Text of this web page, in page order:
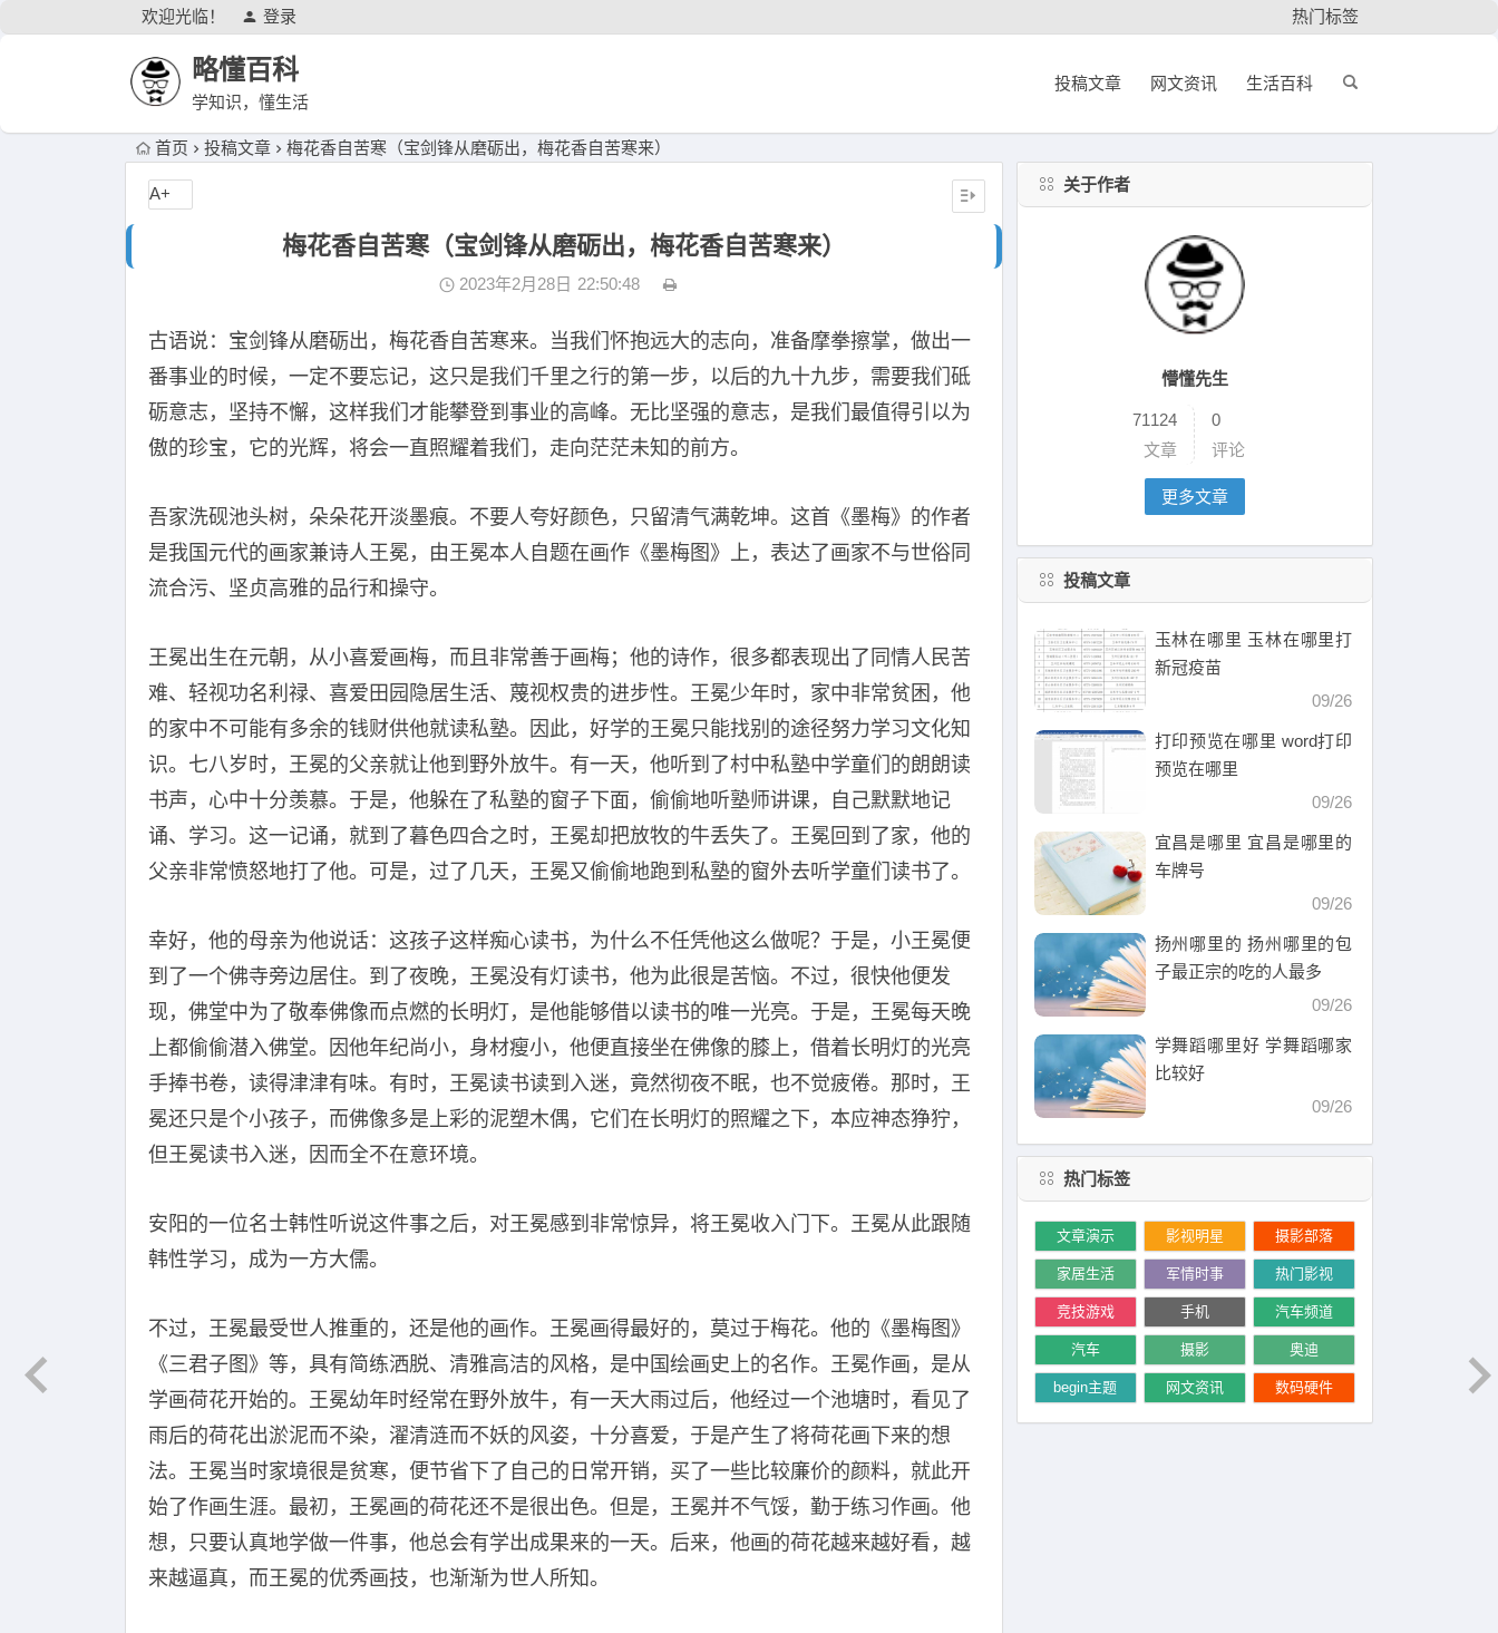
欢迎光临！ 登录 热门标签
略懂百科
学知识，懂生活
投稿文章 网文资讯 生活百科
首页 投稿文章 梅花香自苦寒（宝剑锋从磨砺出，梅花香自苦寒来）
梅花香自苦寒（宝剑锋从磨砺出，梅花香自苦寒来）
2023年2月28日 22:50:48
古语说：宝剑锋从磨砺出，梅花香自苦寒来。当我们怀抱远大的志向，准备摩拳擦掌，做出一
番事业的时候，一定不要忘记，这只是我们千里之行的第一步，以后的九十九步，需要我们砥
砺意志，坚持不懈，这样我们才能攀登到事业的高峰。无比坚强的意志，是我们最值得引以为
傲的珍宝，它的光辉，将会一直照耀着我们，走向茫茫未知的前方。
吾家洗砚池头树，朵朵花开淡墨痕。不要人夸好颜色，只留清气满乾坤。这首《墨梅》的作者
是我国元代的画家兼诗人王冕，由王冕本人自题在画作《墨梅图》上，表达了画家不与世俗同
流合污、坚贞高雅的品行和操守。
王冕出生在元朝，从小喜爱画梅，而且非常善于画梅；他的诗作，很多都表现出了同情人民苦
难、轻视功名利禄、喜爱田园隐居生活、蔑视权贵的进步性。王冕少年时，家中非常贫困，他
的家中不可能有多余的钱财供他就读私塾。因此，好学的王冕只能找别的途径努力学习文化知
识。七八岁时，王冕的父亲就让他到野外放牛。有一天，他听到了村中私塾中学童们的朗朗读
书声，心中十分羡慕。于是，他躲在了私塾的窗子下面，偷偷地听塾师讲课，自己默默地记
诵、学习。这一记诵，就到了暮色四合之时，王冕却把放牧的牛丢失了。王冕回到了家，他的
父亲非常愤怒地打了他。可是，过了几天，王冕又偷偷地跑到私塾的窗外去听学童们读书了。
幸好，他的母亲为他说话：这孩子这样痴心读书，为什么不任凭他这么做呢？于是，小王冕便
到了一个佛寺旁边居住。到了夜晚，王冕没有灯读书，他为此很是苦恼。不过，很快他便发
现，佛堂中为了敬奉佛像而点燃的长明灯，是他能够借以读书的唯一光亮。于是，王冕每天晚
上都偷偷潜入佛堂。因他年纪尚小，身材瘦小，他便直接坐在佛像的膝上，借着长明灯的光亮
手捧书卷，读得津津有味。有时，王冕读书读到入迷，竟然彻夜不眠，也不觉疲倦。那时，王
冕还只是个小孩子，而佛像多是上彩的泥塑木偶，它们在长明灯的照耀之下，本应神态狰狞，
但王冕读书入迷，因而全不在意环境。
安阳的一位名士韩性听说这件事之后，对王冕感到非常惊异，将王冕收入门下。王冕从此跟随
韩性学习，成为一方大儒。
不过，王冕最受世人推重的，还是他的画作。王冕画得最好的，莫过于梅花。他的《墨梅图》
《三君子图》等，具有简练洒脱、清雅高洁的风格，是中国绘画史上的名作。王冕作画，是从
学画荷花开始的。王冕幼年时经常在野外放牛，有一天大雨过后，他经过一个池塘时，看见了
雨后的荷花出淤泥而不染，濯清涟而不妖的风姿，十分喜爱，于是产生了将荷花画下来的想
法。王冕当时家境很是贫寒，便节省下了自己的日常开销，买了一些比较廉价的颜料，就此开
始了作画生涯。最初，王冕画的荷花还不是很出色。但是，王冕并不气馁，勤于练习作画。他
想，只要认真地学做一件事，他总会有学出成果来的一天。后来，他画的荷花越来越好看，越
来越逼真，而王冕的优秀画技，也渐渐为世人所知。
A+ 关于作者
懵懂先生
71124
文章
0
评论
更多文章
投稿文章
玉林在哪里 玉林在哪里打
新冠疫苗
09/26
打印预览在哪里 word打印
预览在哪里
09/26
宜昌是哪里 宜昌是哪里的
车牌号
09/26
扬州哪里的 扬州哪里的包
子最正宗的吃的人最多
09/26
学舞蹈哪里好 学舞蹈哪家
比较好
09/26
热门标签
文章演示 影视明星 摄影部落
家居生活 军情时事 热门影视
竞技游戏 手机 汽车频道
汽车 摄影 奥迪
begin主题 网文资讯 数码硬件